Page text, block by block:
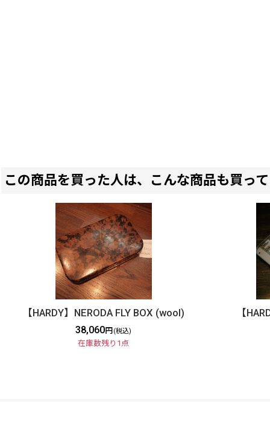
この商品を買った人は、こんな商品も買っ
【HARDY】NERODA FLY BOX (wool)
38,060円 (税込)
在庫数残り1点
【